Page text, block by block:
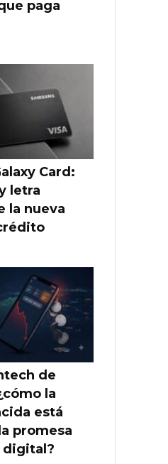
paga
Card:
letra
la nueva
de
la
está
promesa